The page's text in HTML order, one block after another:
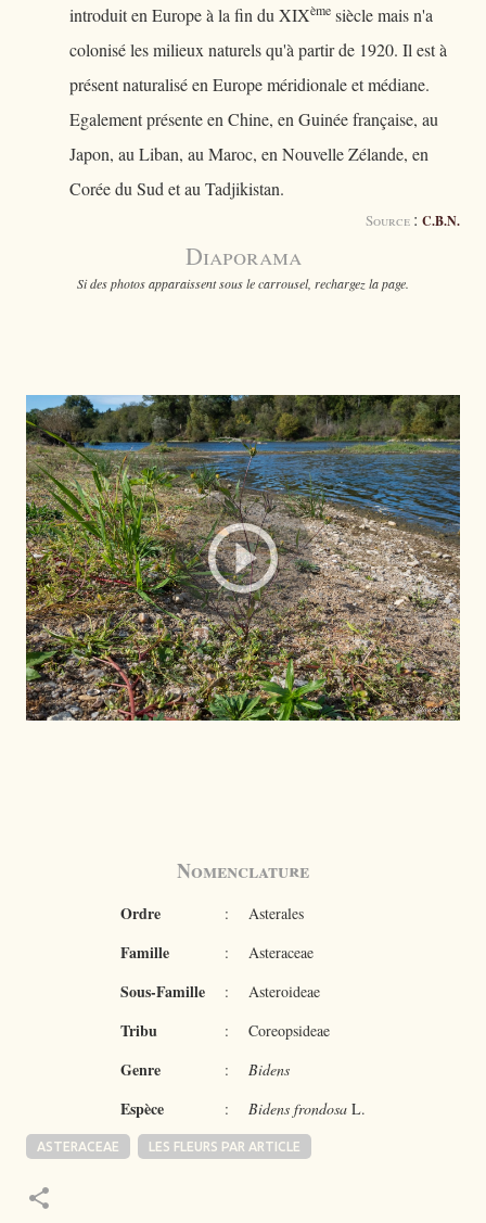
introduit en Europe à la fin du XIXème siècle mais n'a
colonisé les milieux naturels qu'à partir de 1920. Il est à
présent naturalisé en Europe méridionale et médiane.
Egalement présente en Chine, en Guinée française, au
Japon, au Liban, au Maroc, en Nouvelle Zélande, en
Corée du Sud et au Tadjikistan.
Source : C.B.N.
Diaporama
Si des photos apparaissent sous le carrousel, rechargez la page.
Nomenclature
Ordre : Asterales
Famille : Asteraceae
Sous-Famille : Asteroideae
Tribu : Coreopsideae
Genre : Bidens
Espèce : Bidens frondosa L.
ASTERACEAE LES FLEURS PAR ARTICLE